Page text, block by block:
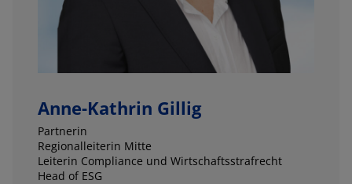
Anne-Kathrin Gillig
Partnerin
Regionalleiterin Mitte
Leiterin Compliance und Wirtschaftsstrafrecht
Head of ESG